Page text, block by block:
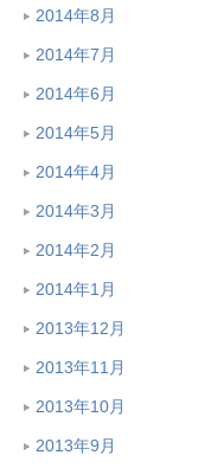
2014年8月
2014年7月
2014年6月
2014年5月
2014年4月
2014年3月
2014年2月
2014年1月
2013年12月
2013年11月
2013年10月
2013年9月